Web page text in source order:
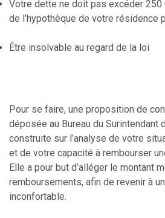
Votre dette ne doit pas excéder
de l’hypothèque de votre résidence
Être insolvable au regard de la loi
Pour se faire, une proposition de
déposée au Bureau du
construite sur l’analyse de votre
et de votre capacité à rembourser
Elle a pour but d’alléger le montant
remboursements, afin de revenir à
inconfortable.